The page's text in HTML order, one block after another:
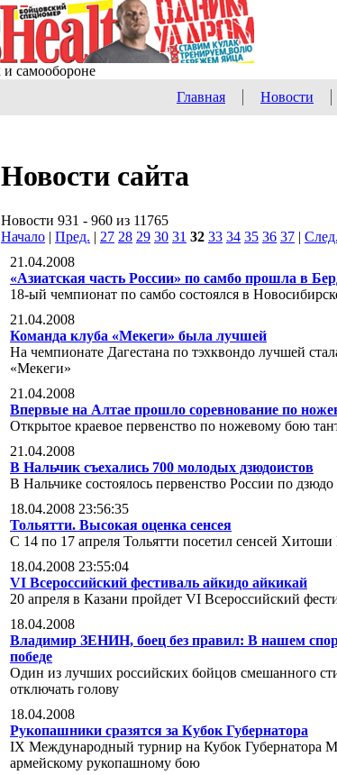
Главная Новости
Новости сайта
Новости 931 - 960 из 11765
Начало | Пред. | 27 28 29 30 31 32 33 34 35 36 37 | След.
21.04.2008
«Азиатская часть России» по самбо прошла в
18-ый чемпионат по самбо состоялся в
21.04.2008
Команда клуба «Мекеги» была лучшей
На чемпионате Дагестана по тэхквондо лучшей
«Мекеги»
21.04.2008
Впервые на Алтае прошло соревнование по
Открытое краевое первенство по ножевому бою
21.04.2008
В Нальчик съехались 700 молодых дзюдоистов
В Нальчике состоялось первенство России по дзюдо
18.04.2008 23:56:35
Тольятти. Высокая оценка сенсея
С 14 по 17 апреля Тольятти посетил сенсей Хитоши
18.04.2008 23:55:04
VI Всероссийский фестиваль айкидо айкикай
20 апреля в Казани пройдет VI Всероссийский
18.04.2008
Владимир ЗЕНИН, боец без правил: В нашем
победе
Один из лучших российских бойцов смешанного
отключать голову
18.04.2008
Рукопашники сразятся за Кубок Губернатора
IX Международный турнир на Кубок Губернатора
армейскому рукопашному бою